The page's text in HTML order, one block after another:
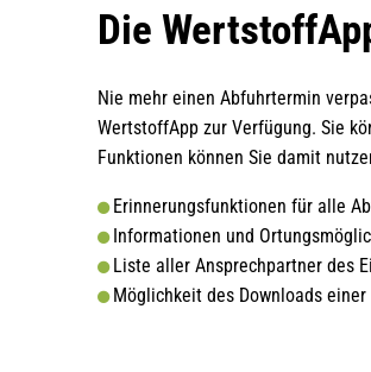
WertstoffAPP
Die
Nie mehr einen Abfuhrtermin
WertstoffApp zur Verfügung. Sie
Funktionen können Sie damit
Erinnerungsfunktionen für alle
Informationen und
Liste aller Ansprechpartner des
Möglichkeit des Downloads